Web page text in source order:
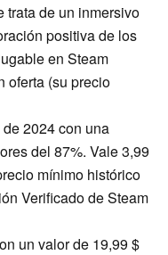
trata de un inmersivo
positiva de los
en Steam
oferta (su precio
2024 con una
del 87%. Vale 3,99
mínimo histórico
Verificado de Steam
un valor de 19,99 $